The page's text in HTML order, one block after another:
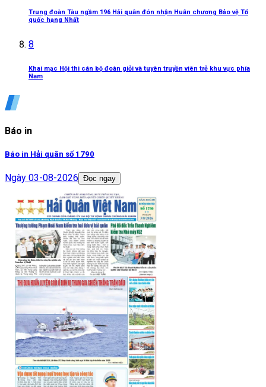
Trung đoàn Tàu ngầm 196 Hải quân đón nhận Huân chương Bảo vệ Tổ
quốc hạng Nhất
8
Khai mạc Hội thi cán bộ đoàn giỏi và tuyên truyền viên trẻ khu vực phía
Nam
Báo in
Báo in Hải quân số 1790
Ngày 03-08-2026 Đọc ngay